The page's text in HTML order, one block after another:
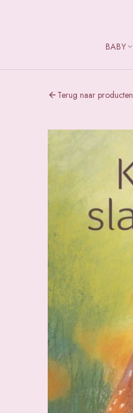
BABY
Terug naar producten